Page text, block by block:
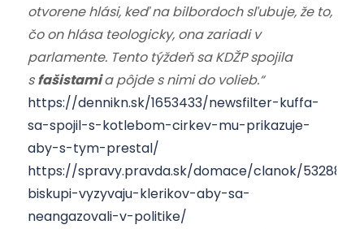
otvorene hlási, keď na bilbordoch sľubuje, že to,
čo on hlása teologicky, ona zariadi v
parlamente. Tento týždeň sa KDŽP spojila
sfašistamia pôjde s nimi do volieb.“
https://dennikn.sk/1653433/newsfilter-kuffa-
sa-spojil-s-kotlebom-cirkev-mu-prikazuje-
aby-s-tym-prestal/
https://spravy.pravda.sk/domace/clanok/532885-
biskupi-vyzyvaju-klerikov-aby-sa-
neangazovali-v-politike/